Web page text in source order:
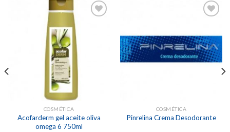
COSMÉTICA
Acofarderm gel aceite oliva
omega 6 750ml
Añadir
a la
lista de
deseos
COSMÉTICA
Pinrelina Crema Desodorante